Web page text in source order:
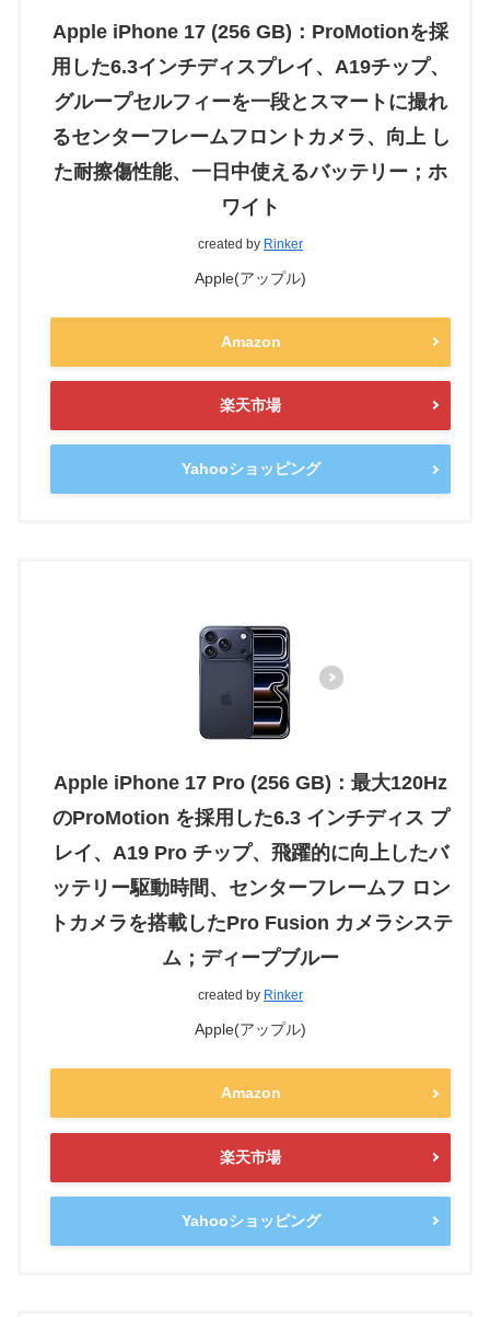
Apple iPhone 17 (256 GB)：ProMotionを採
用した6.3インチディスプレイ、A19チップ、
グループセルフィーを一段とスマートに撮れ
るセンターフレームフロントカメラ、向上 し
た耐擦傷性能、一日中使えるバッテリー；ホ
ワイト
created by Rinker
Apple(アップル)
Amazon
楽天市場
Yahooショッピング
Apple iPhone 17 Pro (256 GB)：最大120Hz
のProMotion を採用した6.3 インチディス プ
レイ、A19 Pro チップ、飛躍的に向上したバ
ッテリー駆動時間、センターフレームフ ロン
トカメラを搭載したPro Fusion カメラシステ
ム；ディープブルー
created by Rinker
Apple(アップル)
Amazon
楽天市場
Yahooショッピング